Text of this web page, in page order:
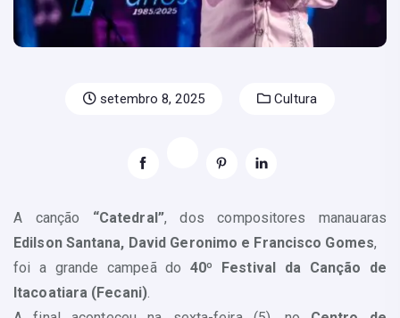
setembro 8, 2025 Cultura
A canção “Catedral”, dos compositores manauaras
Edilson Santana, David Geronimo e Francisco Gomes,
foi a grande campeã do40º Festival da Canção de
Itacoatiara (Fecani)